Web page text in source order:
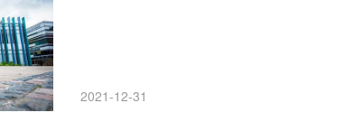
2021-12-31